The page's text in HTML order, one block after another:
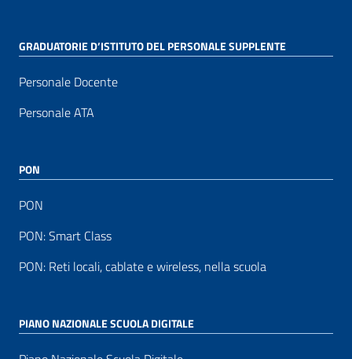
GRADUATORIE D’ISTITUTO DEL PERSONALE SUPPLENTE
Personale Docente
Personale ATA
PON
PON
PON: Smart Class
PON: Reti locali, cablate e wireless, nella scuola
PIANO NAZIONALE SCUOLA DIGITALE